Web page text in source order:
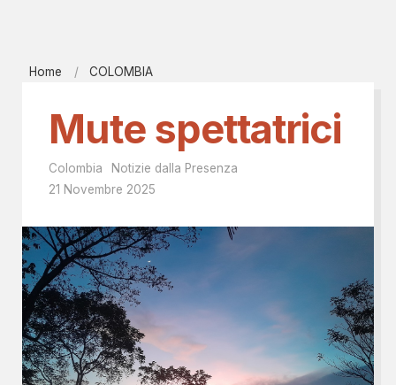
Home COLOMBIA
Mute spettatrici
Colombia
Notizie dalla Presenza
21 Novembre 2025